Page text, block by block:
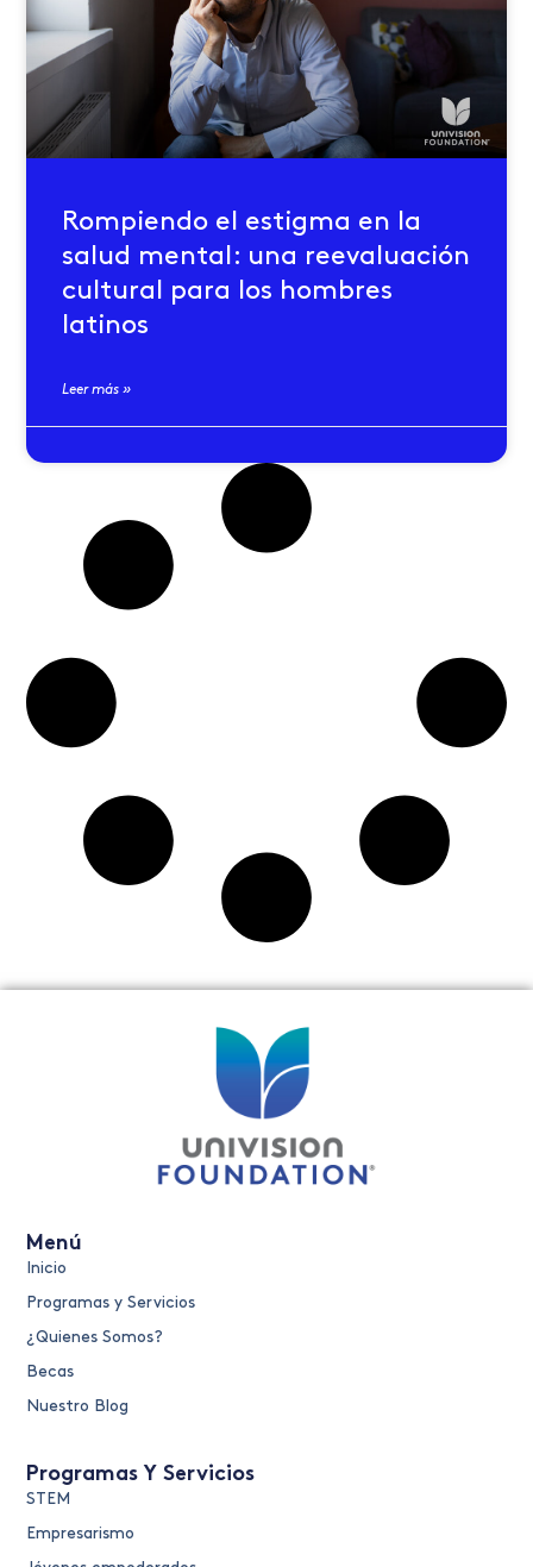
Rompiendo el estigma en la
salud mental: una reevaluación
cultural para los hombres
latinos
Leer más »
Programas Y Servicios
STEM
Empresarismo
Menú
Inicio
Programas y Servicios
¿Quienes Somos?
Becas
Nuestro Blog